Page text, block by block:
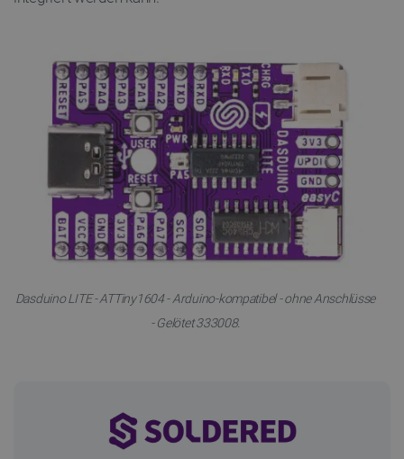
Dasduino LITE - ATTiny1604 - Arduino-kompatibel - ohne Anschlüsse
- Gelötet 333008.